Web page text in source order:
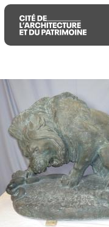
Aller
au
contenu
principal
Aller
au
menu
principal
Aller
recherche